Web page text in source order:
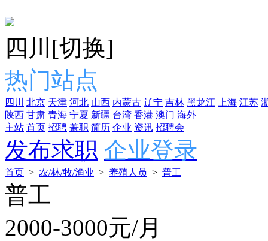
四川 [切换]
热门站点
四川 北京 天津 河北 山西 内蒙古 辽宁 吉林 黑龙江 上海 江苏
陕西 甘肃 青海 宁夏 新疆 台湾 香港 澳门 海外
主站 首页 招聘 兼职 简历 企业 资讯 招聘会
发布求职 企业登录
首页 > 农/林/牧/渔业 > 养殖人员 > 普工
普工
2000-3000元/月